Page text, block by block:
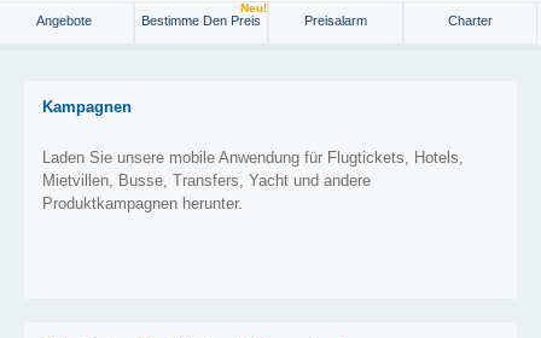
Angebote Bestimme Den Preis
Neu!
Preisalarm Charter
Kampagnen
Laden Sie unsere mobile Anwendung für Flugtickets, Hotels,
Mietvillen, Busse, Transfers, Yacht und andere
Produktkampagnen herunter.